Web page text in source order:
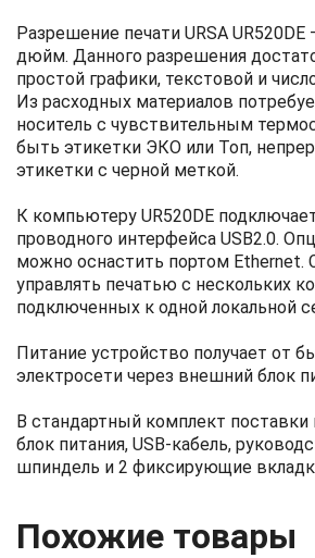
Разрешение печати URSA UR520DE
дюйм. Данного разрешения
простой графики, текстовой и
Из расходных материалов
носитель с чувствительным
быть этикетки ЭКО или Топ,
этикетки с черной меткой.
К компьютеру UR520DE
проводного интерфейса USB2.0.
можно оснастить портом
управлять печатью с нескольких
подключенных к одной локальной
Питание устройство получает от
электросети через внешний блок
В стандартный комплект поставки
блок питания, USB-кабель,
шпиндель и 2 фиксирующие
Похожие товары